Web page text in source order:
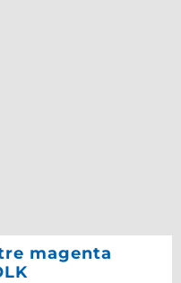
magenta